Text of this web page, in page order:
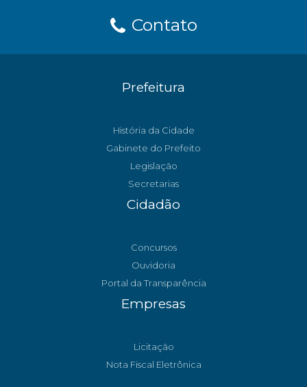
Contato
Prefeitura
História da Cidade
Gabinete do Prefeito
Legislação
Secretarias
Cidadão
Concursos
Ouvidoria
Portal da Transparência
Empresas
Licitação
Nota Fiscal Eletrônica